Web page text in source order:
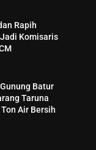
Rapih
Komisaris
Batur
Taruna
Air Bersih